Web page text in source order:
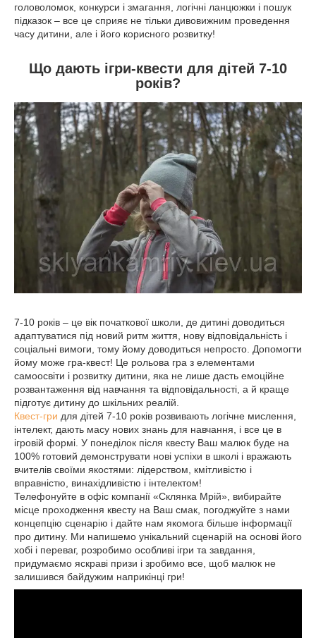
головоломок, конкурси і змагання, логічні ланцюжки і пошук
підказок – все це сприяє не тільки дивовижним проведення
часу дитини, але і його корисного розвитку!
Що дають ігри-квести для дітей 7-10
років?
7-10 років – це вік початкової школи, де дитині доводиться
адаптуватися під новий ритм життя, нову відповідальність і
соціальні вимоги, тому йому доводиться непросто. Допомогти
йому може гра-квест! Це рольова гра з елементами
самоосвіти і розвитку дитини, яка не лише дасть емоційне
розвантаження від навчання та відповідальності, а й краще
підготує дитину до шкільних реалій.
Квест-гри для дітей 7-10 років розвивають логічне мислення,
інтелект, дають масу нових знань для навчання, і все це в
ігровій формі. У понеділок після квесту Ваш малюк буде на
100% готовий демонструвати нові успіхи в школі і вражають
вчителів своїми якостями: лідерством, кмітливістю і
вправністю, винахідливістю і інтелектом!
Телефонуйте в офіс компанії «Склянка Мрій», вибирайте
місце проходження квесту на Ваш смак, погоджуйте з нами
концепцію сценарію і дайте нам якомога більше інформації
про дитину. Ми напишемо унікальний сценарій на основі його
хобі і переваг, розробимо особливі ігри та завдання,
придумаємо яскраві призи і зробимо все, щоб малюк не
залишився байдужим наприкінці гри!